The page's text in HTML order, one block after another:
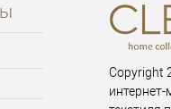
Copyright